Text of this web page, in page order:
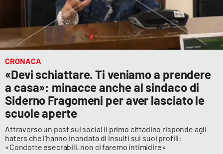
CRONACA
«Devi schiattare. Ti veniamo a prendere
a casa»: minacce anche al sindaco di
Siderno Fragomeni per aver lasciato le
scuole aperte
Attraverso un post sui social il primo cittadino risponde agli
haters che l'hanno inondata di insulti sui suoi profili:
«Condotte esecrabili, non ci faremo intimidire»